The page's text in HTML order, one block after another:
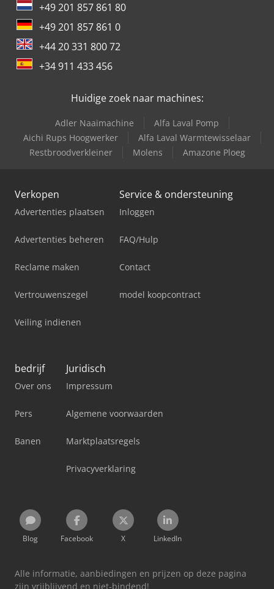
+49 201 857 861 80
+49 201 857 861 0
+44 20 331 800 72
+34 911 433 456
Huidige zoek naar machines:
Adler Naaimachine
Alfa Laval Pomp
Aichi Rups Hoogwerker
Alfa Laval Warmtewisselaar
Restbroodverkleiner
Molens Amazone Ploeg
Verkopen
Advertenties plaatsen
Advertenties beheren
Reclame maken
Vertrouwenszegel
Veiling indienen
Service & ondersteuning
Inloggen
FAQ/Hulp
Contact
model koopcontract
bedrijf
Over ons
Pers
Banen
Juridisch
Impressum
Algemene voorwaarden
Marktplaatsregels
Privacyverklaring
Blog Facebook X LinkedIn
Alle informatie, aanbiedingen en prijzen op deze pagina
zijn vrijblijvend en niet-bindend!